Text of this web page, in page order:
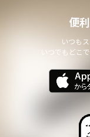
便
いつも
いつでもどこ